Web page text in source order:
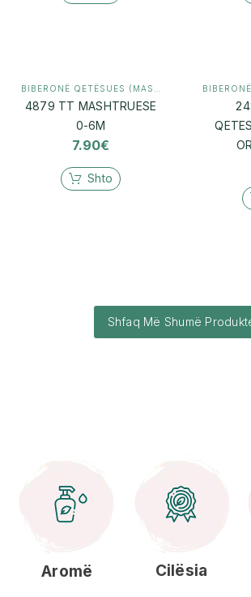
,MAMI &
4879 TT MASHTRUESE
0-6M
7.90€
Shto
Shfaq Më Shumë
Aromë Cilësia